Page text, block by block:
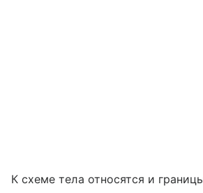
К схеме тела относятся и